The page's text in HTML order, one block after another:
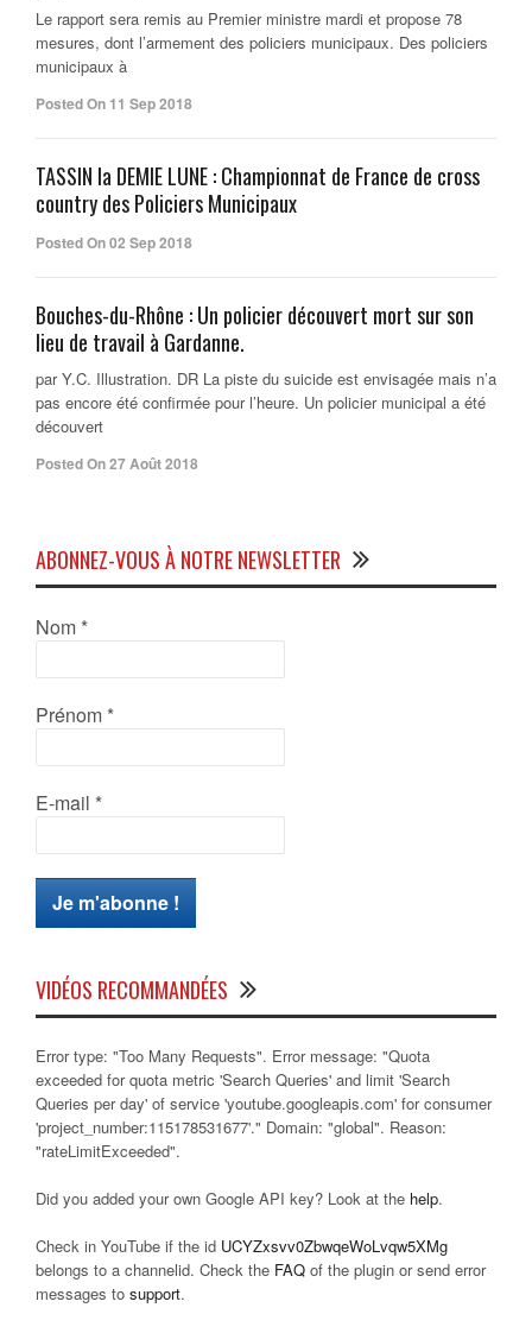
Le rapport sera remis au Premier ministre mardi et propose 78
mesures, dont l’armement des policiers municipaux. Des policiers
municipaux à
Posted On 11 Sep 2018
TASSIN la DEMIE LUNE : Championnat de France de cross
country des Policiers Municipaux
Posted On 02 Sep 2018
Bouches-du-Rhône : Un policier découvert mort sur son
lieu de travail à Gardanne.
par Y.C. Illustration. DR La piste du suicide est envisagée mais n’a
pas encore été confirmée pour l’heure. Un policier municipal a été
découvert
Posted On 27 Août 2018
ABONNEZ-VOUS À NOTRE NEWSLETTER
Nom *
Prénom *
E-mail *
VIDÉOS RECOMMANDÉES
Error type: "Too Many Requests". Error message: "Quota
exceeded for quota metric 'Search Queries' and limit 'Search
Queries per day' of service 'youtube.googleapis.com' for consumer
'project_number:115178531677'." Domain: "global". Reason:
"rateLimitExceeded".
Did you added your own Google API key? Look at the help.
Check in YouTube if the id UCYZxsvv0ZbwqeWoLvqw5XMg
belongs to a channelid. Check the FAQ of the plugin or send error
messages to support.